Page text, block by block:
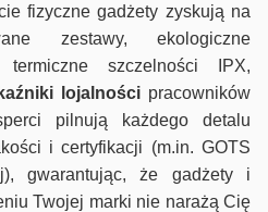
fizyczne gadżety zyskują na
zestawy, ekologiczne
szczelności IPX,
lojalnościpracowników
pilnują każdego detalu
i certyfikacji (m.in. GOTS
gwarantując, że gadżety i
Twojej marki nie narażą Cię